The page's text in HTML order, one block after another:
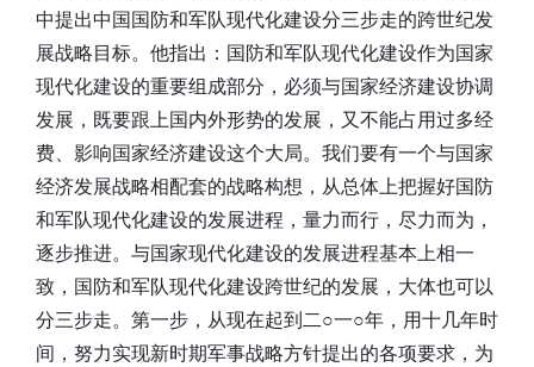
中提出中国国防和军队现代化建设分三步走的跨世纪发
展战略目标。他指出：国防和军队现代化建设作为国家
现代化建设的重要组成部分，必须与国家经济建设协调
发展，既要跟上国内外形势的发展，又不能占用过多经
费、影响国家经济建设这个大局。我们要有一个与国家
经济发展战略相配套的战略构想，从总体上把握好国防
和军队现代化建设的发展进程，量力而行，尽力而为，
逐步推进。与国家现代化建设的发展进程基本上相一
致，国防和军队现代化建设跨世纪的发展，大体也可以
分三步走。第一步，从现在起到二○一○年，用十几年时
间，努力实现新时期军事战略方针提出的各项要求，为